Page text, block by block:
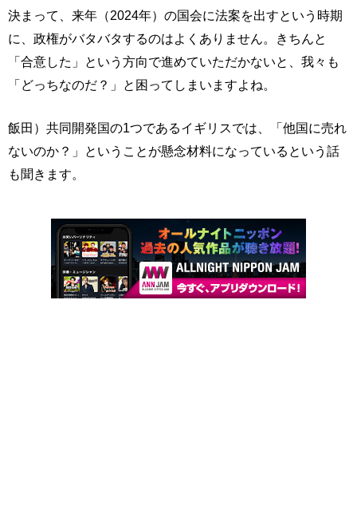
決まって、来年（2024年）の国会に法案を出すという時期
に、政権がバタバタするのはよくありません。きちんと
「合意した」という方向で進めていただかないと、我々も
「どっちなのだ？」と困ってしまいますよね。
飯田）共同開発国の1つであるイギリスでは、「他国に売れ
ないのか？」ということが懸念材料になっているという話
も聞きます。